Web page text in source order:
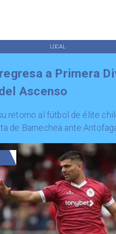
LOCAL
a Primera
Ascenso
retorno al fútbol de élite
de Barnechea ante